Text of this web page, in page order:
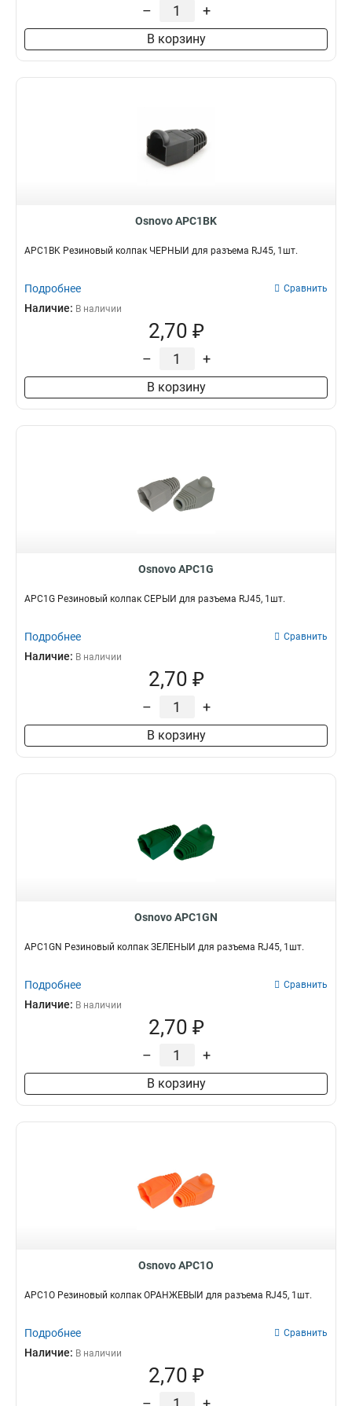
– +
В корзину
Osnovo APC1BK
APC1BK Резиновый колпак ЧЁРНЫЙ для разъема RJ45, 1шт.
Подробнее Сравнить
Наличие: В наличии
2,70 ₽
– +
В корзину
Osnovo APC1G
APC1G Резиновый колпак СЕРЫЙ для разъема RJ45, 1шт.
Подробнее Сравнить
Наличие: В наличии
2,70 ₽
– +
В корзину
Osnovo APC1GN
APC1GN Резиновый колпак ЗЕЛЁНЫЙ для разъема RJ45, 1шт.
Подробнее Сравнить
Наличие: В наличии
2,70 ₽
– +
В корзину
Osnovo APC1O
APC1O Резиновый колпак ОРАНЖЕВЫЙ для разъема RJ45, 1шт.
Подробнее Сравнить
Наличие: В наличии
2,70 ₽